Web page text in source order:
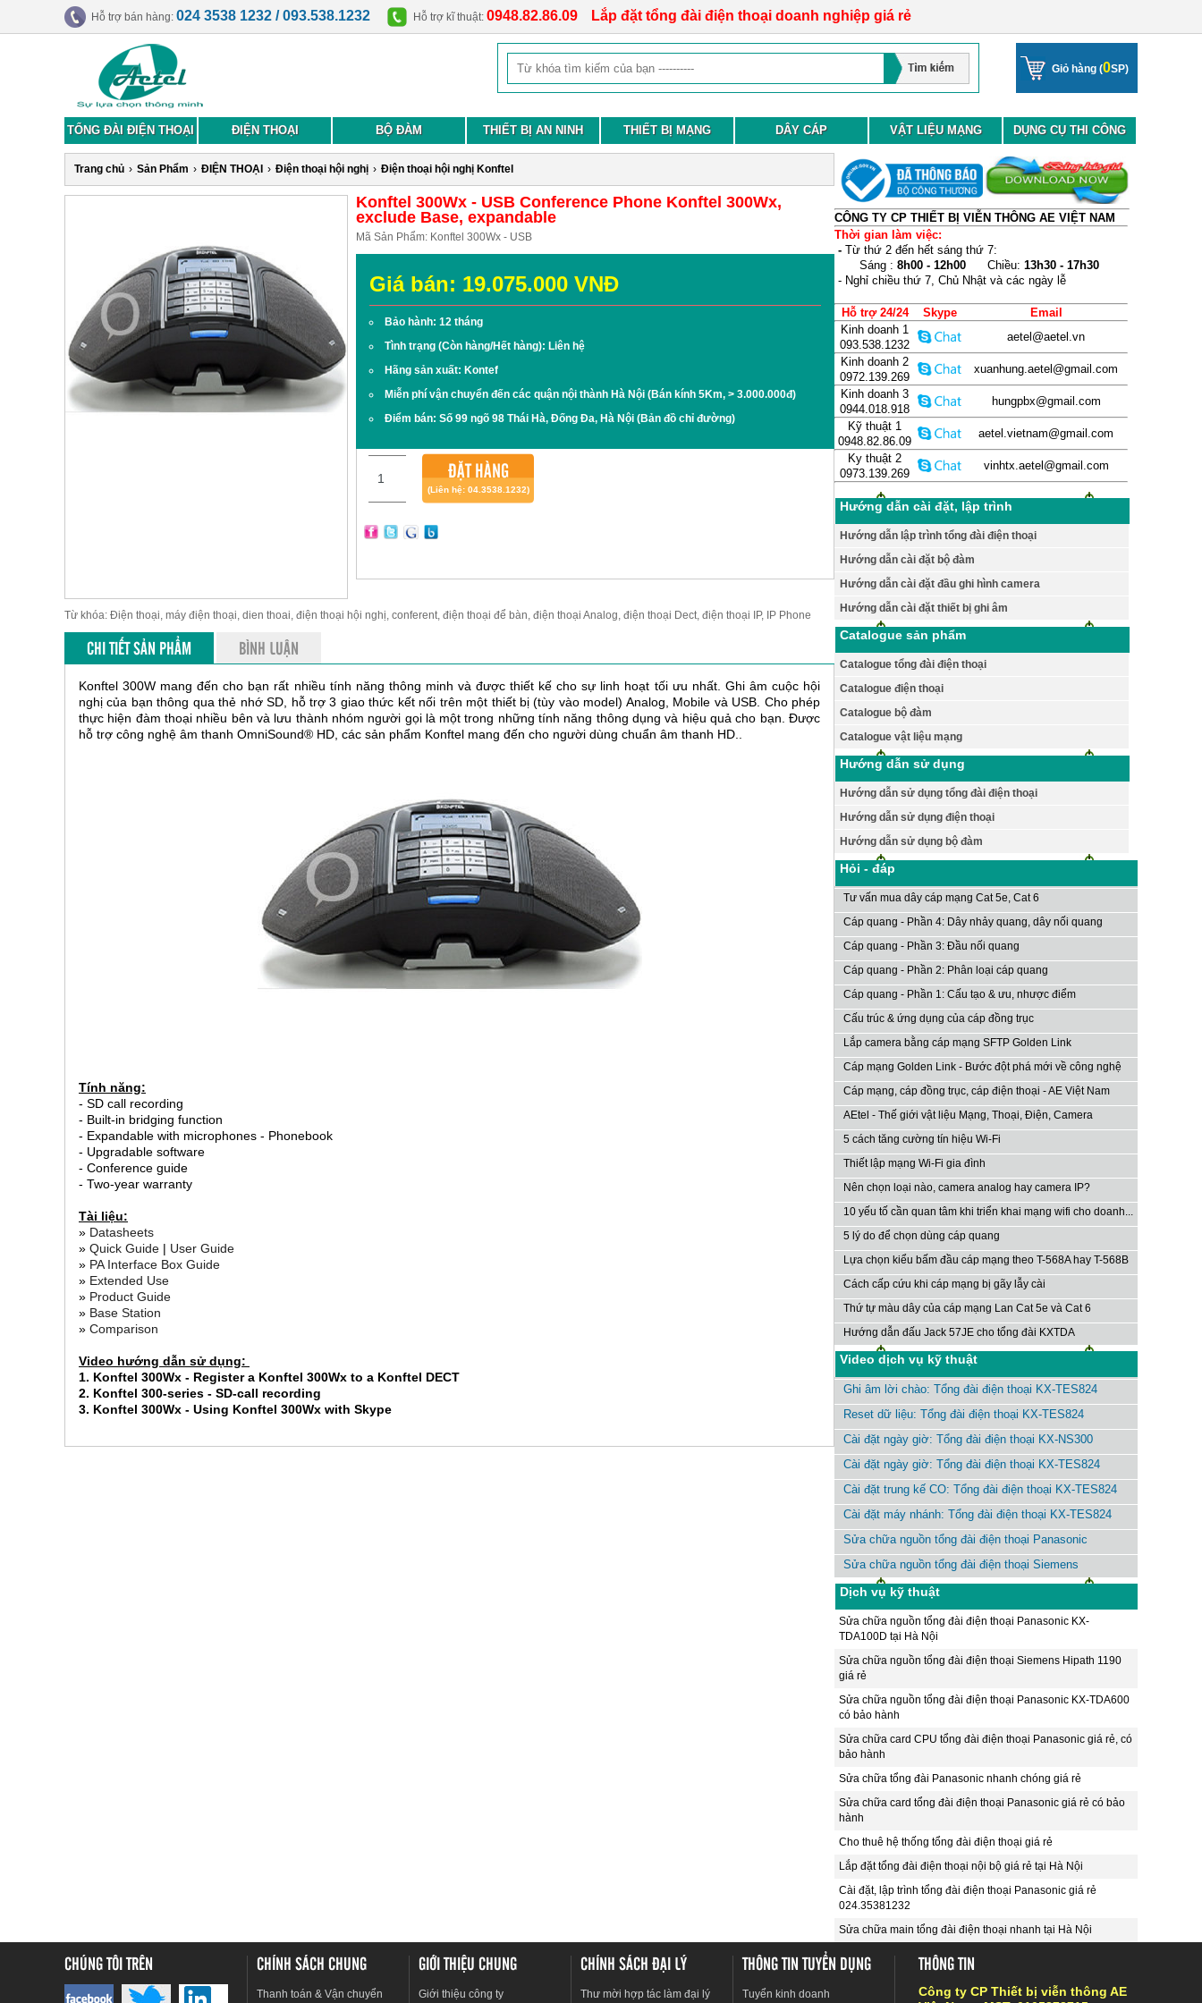
Hỗ trợ bán hàng: 024 3538 1232 / 093.538.1232 Hỗ trợ kĩ thuật: 0948.82.86.09 Lắp đặt tổng đài điện thoại doanh nghiệp giá rẻ
Giỏ hàng (0SP)
TỔNG ĐÀI ĐIỆN THOẠI ĐIỆN THOẠI BỘ ĐÀM THIẾT BỊ AN NINH THIẾT BỊ MẠNG DÂY CÁP VẬT LIỆU MẠNG DỤNG CỤ THI CÔNG
Trang chủ › Sản Phẩm › ĐIỆN THOẠI › Điện thoại hội nghị › Điện thoại hội nghị Konftel
Konftel 300Wx - USB Conference Phone Konftel 300Wx,
exclude Base, expandable
Mã Sản Phẩm: Konftel 300Wx - USB
Giá bán: 19.075.000 VNĐ
Bảo hành: 12 tháng
Tình trạng (Còn hàng/Hết hàng): Liên hệ
Hãng sản xuất: Kontef
Miễn phí vận chuyển đến các quận nội thành Hà Nội (Bán kính 5Km, > 3.000.000đ)
Điểm bán: Số 99 ngõ 98 Thái Hà, Đống Đa, Hà Nội (Bản đồ chỉ đường)
ĐẶT HÀNG
(Liên hệ: 04.3538.1232)
Từ khóa: Điện thoại, máy điện thoại, dien thoai, điện thoại hội nghị, conferent, điện thoại để bàn, điện thoại Analog, điện thoại Dect, điện thoại IP, IP Phone
CHI TIẾT SẢN PHẨM BÌNH LUẬN
Konftel 300W mang đến cho bạn rất nhiều tính năng thông minh và được thiết kế cho sự linh hoạt tối ưu nhất. Ghi âm cuộc hội
nghị của bạn thông qua thẻ nhớ SD, hỗ trợ 3 giao thức kết nối trên một thiết bị (tùy vào model) Analog, Mobile và USB. Cho phép
thực hiện đàm thoại nhiều bên và lưu thành nhóm người gọi là một trong những tính năng thông dụng và hiệu quả cho bạn. Được
hỗ trợ công nghệ âm thanh OmniSound® HD, các sản phẩm Konftel mang đến cho người dùng chuẩn âm thanh HD..
Tính năng:
- SD call recording
- Built-in bridging function
- Expandable with microphones - Phonebook
- Upgradable software
- Conference guide
- Two-year warranty
Tài liệu:
» Datasheets
» Quick Guide | User Guide
» PA Interface Box Guide
» Extended Use
» Product Guide
» Base Station
» Comparison
Video hướng dẫn sử dụng:
1. Konftel 300Wx - Register a Konftel 300Wx to a Konftel DECT
2. Konftel 300-series - SD-call recording
3. Konftel 300Wx - Using Konftel 300Wx with Skype
CÔNG TY CP THIẾT BỊ VIỄN THÔNG AE VIỆT NAM
Thời gian làm việc:
- Từ thứ 2 đến hết sáng thứ 7:
Sáng : 8h00 - 12h00 Chiều: 13h30 - 17h30
- Nghỉ chiều thứ 7, Chủ Nhật và các ngày lễ
Hỗ trợ 24/24 Skype
Email
Kinh doanh 1
093.538.1232
aetel@aetel.vn
Kinh doanh 2
0972.139.269
xuanhung.aetel@gmail.com
Kinh doanh 3
0944.018.918
hungpbx@gmail.com
Kỹ thuật 1
0948.82.86.09
aetel.vietnam@gmail.com
Ky thuật 2
0973.139.269
vinhtx.aetel@gmail.com
Hướng dẫn cài đặt, lập trình
Hướng dẫn lập trình tổng đài điện thoại
Hướng dẫn cài đặt bộ đàm
Hướng dẫn cài đặt đầu ghi hình camera
Hướng dẫn cài đặt thiết bị ghi âm
Catalogue sản phẩm
Catalogue tổng đài điện thoại
Catalogue điện thoại
Catalogue bộ đàm
Catalogue vật liệu mạng
Hướng dẫn sử dụng
Hướng dẫn sử dụng tổng đài điện thoại
Hướng dẫn sử dụng điện thoại
Hướng dẫn sử dụng bộ đàm
Hỏi - đáp
Tư vấn mua dây cáp mạng Cat 5e, Cat 6
Cáp quang - Phần 4: Dây nhảy quang, dây nối quang
Cáp quang - Phần 3: Đầu nối quang
Cáp quang - Phần 2: Phân loại cáp quang
Cáp quang - Phần 1: Cấu tạo & ưu, nhược điểm
Cấu trúc & ứng dụng của cáp đồng trục
Lắp camera bằng cáp mạng SFTP Golden Link
Cáp mạng Golden Link - Bước đột phá mới về công nghệ
Cáp mạng, cáp đồng trục, cáp điện thoại - AE Việt Nam
AEtel - Thế giới vật liệu Mạng, Thoại, Điện, Camera
5 cách tăng cường tín hiệu Wi-Fi
Thiết lập mạng Wi-Fi gia đình
Nên chọn loại nào, camera analog hay camera IP?
10 yếu tố cần quan tâm khi triển khai mạng wifi cho doanh...
5 lý do để chọn dùng cáp quang
Lựa chọn kiểu bấm đầu cáp mạng theo T-568A hay T-568B
Cách cấp cứu khi cáp mạng bị gãy lẫy cài
Thứ tự màu dây của cáp mạng Lan Cat 5e và Cat 6
Hướng dẫn đấu Jack 57JE cho tổng đài KXTDA
Video dịch vụ kỹ thuật
Ghi âm lời chào: Tổng đài điện thoại KX-TES824
Reset dữ liệu: Tổng đài điện thoại KX-TES824
Cài đặt ngày giờ: Tổng đài điện thoại KX-NS300
Cài đặt ngày giờ: Tổng đài điện thoại KX-TES824
Cài đặt trung kế CO: Tổng đài điện thoại KX-TES824
Cài đặt máy nhánh: Tổng đài điện thoại KX-TES824
Sửa chữa nguồn tổng đài điện thoại Panasonic
Sửa chữa nguồn tổng đài điện thoại Siemens
Dịch vụ kỹ thuật
Sửa chữa nguồn tổng đài điện thoại Panasonic KX-
TDA100D tại Hà Nội
Sửa chữa nguồn tổng đài điện thoại Siemens Hipath 1190
giá rẻ
Sửa chữa nguồn tổng đài điện thoại Panasonic KX-TDA600
có bảo hành
Sửa chữa card CPU tổng đài điện thoại Panasonic giá rẻ, có
bảo hành
Sửa chữa tổng đài Panasonic nhanh chóng giá rẻ
Sửa chữa card tổng đài điện thoại Panasonic giá rẻ có bảo
hành
Cho thuê hệ thống tổng đài điện thoại giá rẻ
Lắp đặt tổng đài điện thoại nội bộ giá rẻ tại Hà Nội
Cài đặt, lập trình tổng đài điện thoại Panasonic giá rẻ
024.35381232
Sửa chữa main tổng đài điện thoại nhanh tại Hà Nội
CHÚNG TÔI TRÊN CHÍNH SÁCH CHUNG
Thanh toán & Vận chuyển
GIỚI THIỆU CHUNG
Giới thiệu công ty
CHÍNH SÁCH ĐẠI LÝ
Thư mời hợp tác làm đại lý
THÔNG TIN TUYỂN DỤNG
Tuyển kinh doanh
THÔNG TIN
Công ty CP Thiết bị viễn thông AE